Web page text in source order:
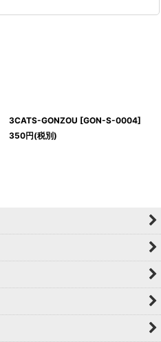
3CATS-GONZOU [GON-S-0004]
350円(税別)